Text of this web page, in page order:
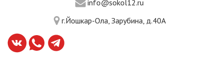
info@sokol12.ru
г.Йошкар-Ола, Зарубина, д.40А